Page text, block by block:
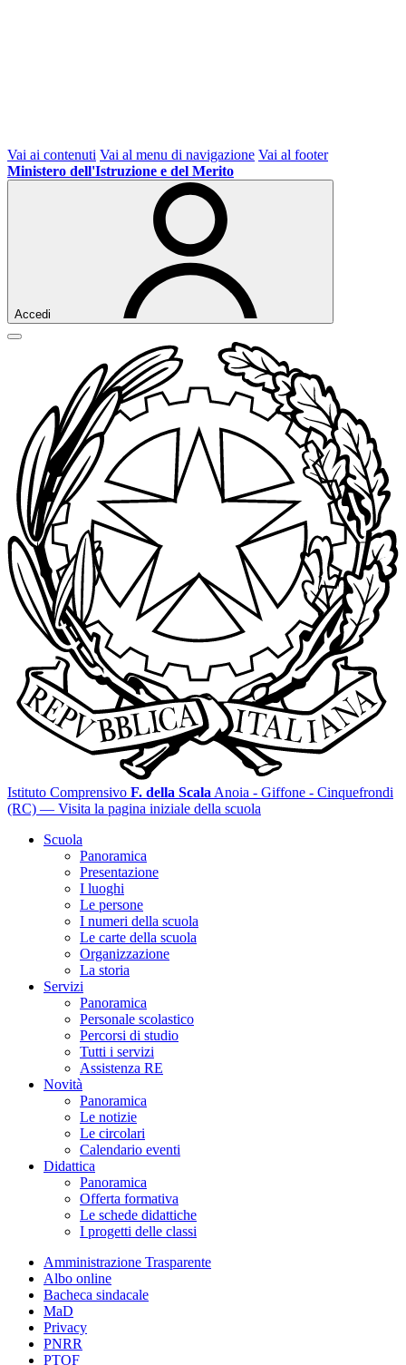
Vai ai contenuti Vai al menu di navigazione Vai al footer
Ministero dell'Istruzione e del Merito
Accedi
Istituto Comprensivo F. della Scala Anoia - Giffone - Cinquefrondi
(RC) — Visita la pagina iniziale della scuola
Scuola
Panoramica
Presentazione
I luoghi
Le persone
I numeri della scuola
Le carte della scuola
Organizzazione
La storia
Servizi
Panoramica
Personale scolastico
Percorsi di studio
Tutti i servizi
Assistenza RE
Novità
Panoramica
Le notizie
Le circolari
Calendario eventi
Didattica
Panoramica
Offerta formativa
Le schede didattiche
I progetti delle classi
Amministrazione Trasparente
Albo online
Bacheca sindacale
MaD
Privacy
PNRR
PTOF